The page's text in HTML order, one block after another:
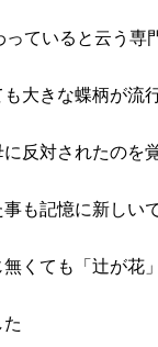
ていると云う専
大きな蝶柄が流
反対されたのを
事も記憶に新しい
くても「辻が花